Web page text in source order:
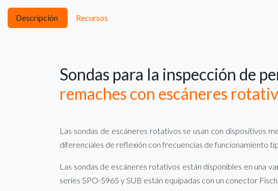
Descripción Recursos
Sondas para la inspección de
remaches con escáneres
Las sondas de escáneres rotativos se usan con dispositivos
diferenciales de reflexión con frecuencias de funcionamiento
Las sondas de escáneres rotativos están disponibles en una
series SPO-5965 y SUB están equipadas con un conector